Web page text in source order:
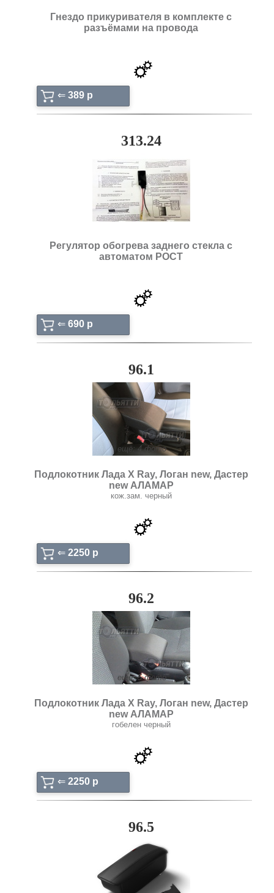
Гнездо прикуривателя в комплекте с
разъёмами на провода
⇐ 389 p
313.24
Регулятор обогрева заднего стекла с
автоматом РОСТ
⇐ 690 p
96.1
ещё: 4 фото
Подлокотник Лада X Ray, Логан new, Дастер
new АЛАМАР
кож.зам. черный
⇐ 2250 p
96.2
ещё: 5 фото
Подлокотник Лада X Ray, Логан new, Дастер
new АЛАМАР
гобелен черный
⇐ 2250 p
96.5